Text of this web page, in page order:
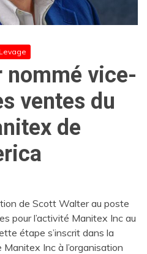
Levage
nommé vice-
ventes du
de
de Scott Walter au poste
pour l’activité Manitex Inc au
étape s’inscrit dans la
Inc à l’organisation